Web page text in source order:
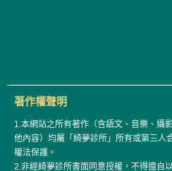
著作權聲明
1.本網站之所有著作（含語文、音樂、攝
他內容）均屬「綺夢診所」所有或第三人
權法保護。
2.非經綺夢診所書面同意授權，不得擅自